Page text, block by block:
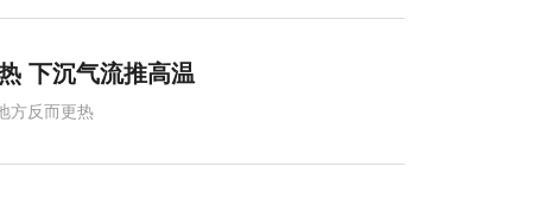
下沉气流推高温
方反而更热